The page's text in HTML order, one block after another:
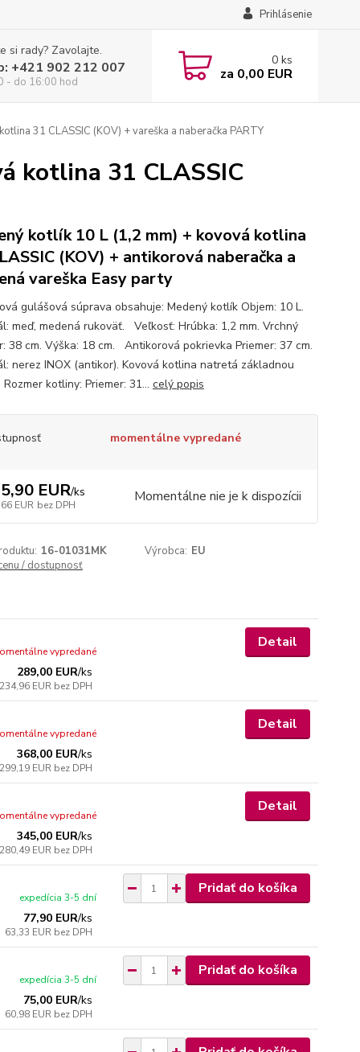
Prihlásenie
si rady? Zavolajte.
+421 902 212 007
- do 16:00 hod
0 ks
za 0,00 EUR
31 CLASSIC (KOV) + vareška a naberačka PARTY
kotlina 31 CLASSIC
kotlík 10 L (1,2 mm) + kovová kotlina
(KOV) + antikorová naberačka a
vareška Easy party
gulášová súprava obsahuje: Medený kotlík Objem: 10 L.
meď, medená rukoväť. Veľkosť: Hrúbka: 1,2 mm. Vrchný
38 cm. Výška: 18 cm. Antikorová pokrievka Priemer: 37 cm.
nerez INOX (antikor). Kovová kotlina natretá základnou
kotliny: Priemer: 31... celý popis
momentálne vypredané
EUR/ks
EUR bez DPH Momentálne nie je k dispozícii
16-01031MK Výrobca: EU
/ dostupnosť
289,00 EUR/ks
234,96 EUR bez DPH
vypredané
Detail
368,00 EUR/ks
299,19 EUR bez DPH
vypredané
Detail
345,00 EUR/ks
280,49 EUR bez DPH
vypredané
Detail
77,90 EUR/ks
63,33 EUR bez DPH
expedícia 3-5 dní
Pridať do košíka
75,00 EUR/ks
60,98 EUR bez DPH
expedícia 3-5 dní
Pridať do košíka